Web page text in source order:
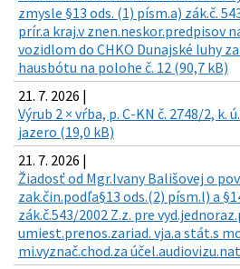
zmysle §13 ods. (1) písm.a) zák.č.
prír.a kraj.v znen.neskor.predpisov
vozidlom do CHKO Dunajské luhy
hausbótu na polohe č. 12 (90,7 kB)
21. 7. 2026 |
Výrub 2 × vŕba, p. C-KN č. 2748/2, k.
jazero (19,0 kB)
21. 7. 2026 |
Žiadosť od Mgr.Ivany Bališovej o
zak.čin.podľa§13 ods.(2) písm.l) a
zák.č.543/2002 Z.z. pre
umiest.prenos.zariad. vja.a stát.s
mi.vyznač.chod.za